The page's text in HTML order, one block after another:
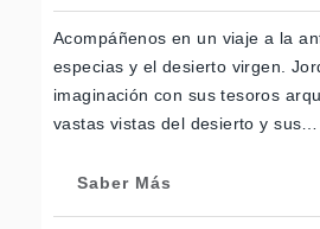
Acompáñenos en un viaje a la
especias y el desierto virgen.
imaginación con sus tesoros
vastas vistas del desierto y sus…
Saber Más